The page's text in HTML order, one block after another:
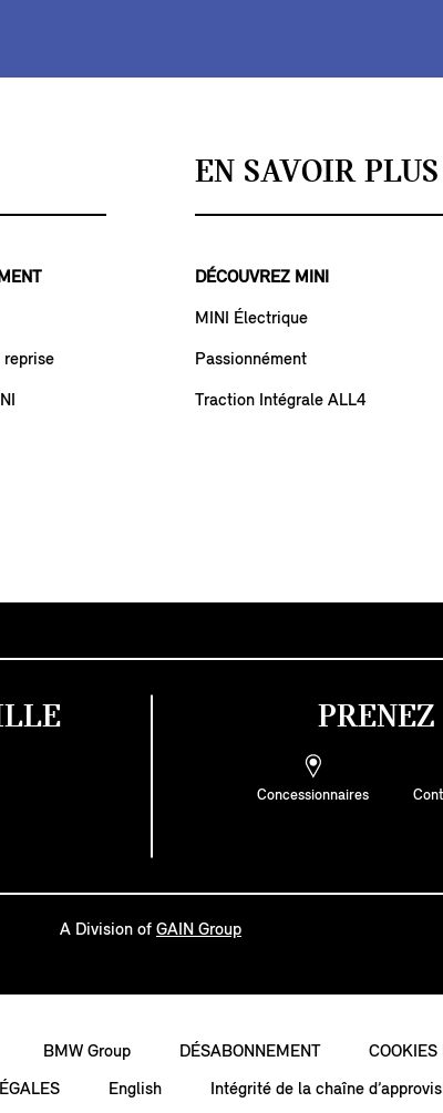
reprise
EN SAVOIR PLUS
DÉCOUVREZ MINI
MINI Électrique
Passionnément
Traction Intégrale ALL4
PRENEZ
Concessionnaires
A Division of GAIN Group
BMW Group DÉSABONNEMENT COOKIES
English Intégrité de la chaîne